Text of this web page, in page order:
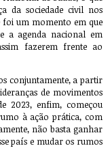
da sociedade civil nos
foi um momento em que
a agenda nacional em
fazerem frente ao
conjuntamente, a partir
de movimentos
2023, enfim, começou
à ação prática, com
não basta ganhar
país e mudar os rumos